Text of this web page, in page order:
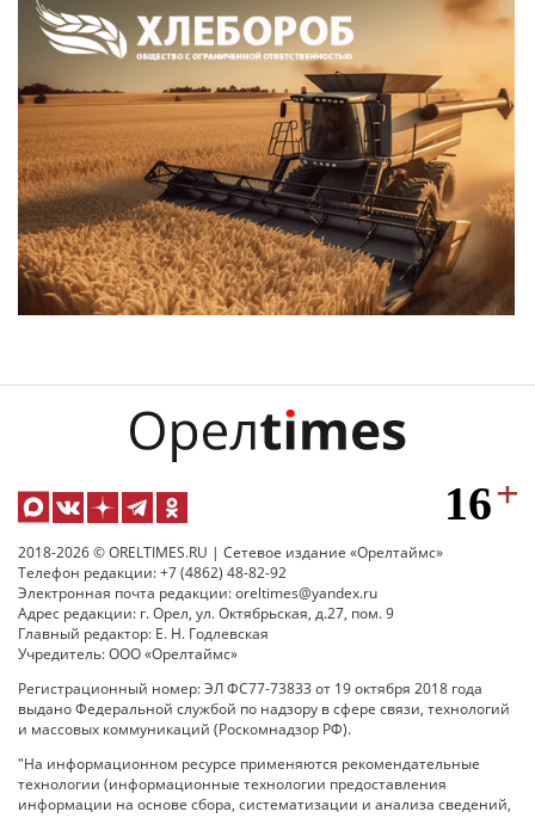
2018-2026 © ORELTIMES.RU | Сетевое издание «Орелтаймс»
Телефон редакции: +7 (4862) 48-82-92
Электронная почта редакции: oreltimes@yandex.ru
Адрес редакции: г. Орел, ул. Октябрьская, д.27, пом. 9
Главный редактор: Е. Н. Годлевская
Учредитель: ООО «Орелтаймс»
Регистрационный номер: ЭЛ ФС77-73833 от 19 октября 2018 года
выдано Федеральной службой по надзору в сфере связи, технологий
и массовых коммуникаций (Роскомнадзор РФ).
"На информационном ресурсе применяются рекомендательные
технологии (информационные технологии предоставления
информации на основе сбора, систематизации и анализа сведений,